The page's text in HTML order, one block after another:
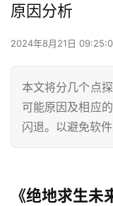
原因分析
2024年8月21日
本文将分几个点
可能原因及相应
闪退。以避免软
《绝地求生